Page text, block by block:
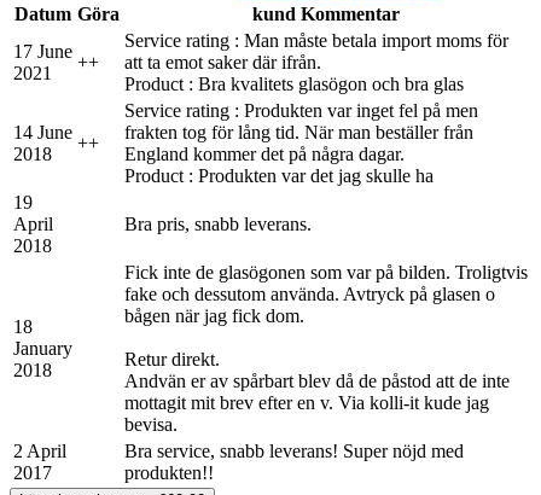
Datum Göra
kund Kommentar
17 June
2021
++
Service rating : Man måste betala import moms för
att ta emot saker där ifrån.
Product : Bra kvalitets glasögon och bra glas
14 June
2018
++
Service rating : Produkten var inget fel på men
frakten tog för lång tid. När man beställer från
England kommer det på några dagar.
Product : Produkten var det jag skulle ha
19
April
2018
Bra pris, snabb leverans.
18
January
2018
Fick inte de glasögonen som var på bilden. Troligtvis
fake och dessutom använda. Avtryck på glasen o
bågen när jag fick dom.
Retur direkt.
Andvän er av spårbart blev då de påstod att de inte
mottagit mit brev efter en v. Via kolli-it kude jag
bevisa.
2 April
2017
Bra service, snabb leverans! Super nöjd med
produkten!!